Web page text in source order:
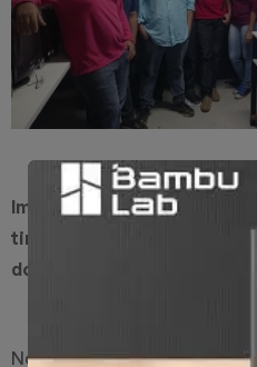
Imagens de protótipos
time desenvolvedor:
do desafio de criar uma
No contexto da disciplina